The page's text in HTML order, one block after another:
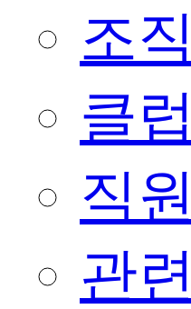
조
클
직
관